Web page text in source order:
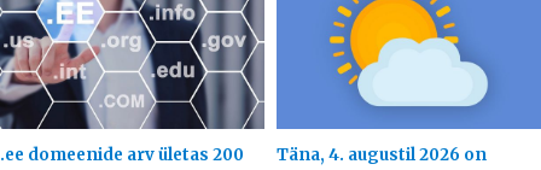
.ee domeenide arv ületas 200
Täna, 4. augustil 2026 on